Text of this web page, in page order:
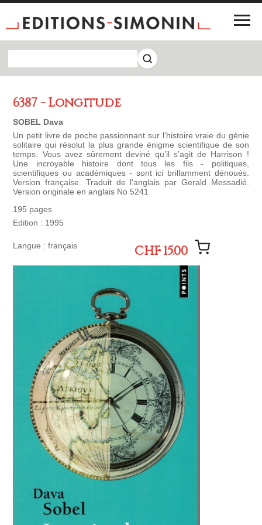
6387 - Longitude
SOBEL Dava
Un petit livre de poche passionnant sur l'histoire vraie du génie
solitaire qui résolut la plus grande énigme scientifique de son
temps. Vous avez sûrement deviné qu’il s’agit de Harrison !
Une incroyable histoire dont tous les fils - politiques,
scientifiques ou académiques - sont ici brillamment dénoués.
Version française. Traduit de l'anglais par Gerald Messadié.
Version originale en anglais No 5241
195 pages
Edition : 1995
Langue : français CHF 15.00